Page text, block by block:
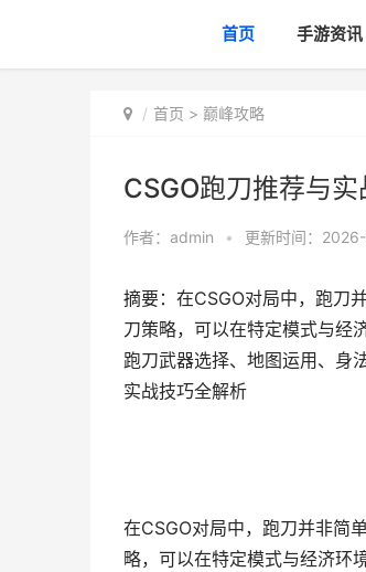
首页 手游资讯
首页 > 巅峰攻略
CSGO跑刀推荐与
作者： admin • 更新时间：
摘要：在CSGO对局中，跑刀
刀策略，可以在特定模式与经
跑刀武器选择、地图运用、身
实战技巧全解析
在CSGO对局中，跑刀并非简
略，可以在特定模式与经济环